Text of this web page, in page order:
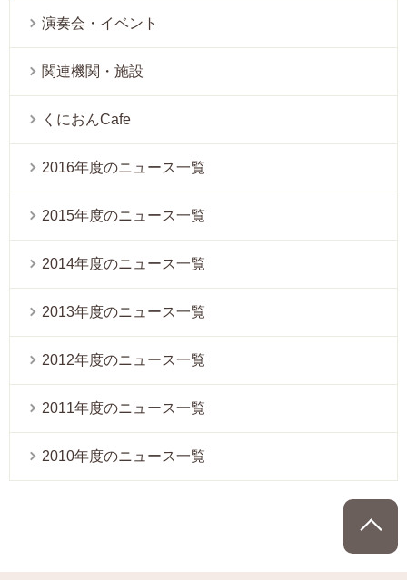
演奏会・イベント
関連機関・施設
くにおんCafe
2016年度のニュース一覧
2015年度のニュース一覧
2014年度のニュース一覧
2013年度のニュース一覧
2012年度のニュース一覧
2011年度のニュース一覧
2010年度のニュース一覧